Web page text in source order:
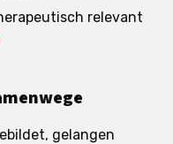
relevant
gelangen